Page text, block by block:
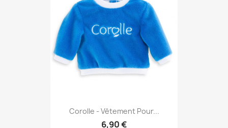
Corolle - Vêtement Pour...
6,90 €